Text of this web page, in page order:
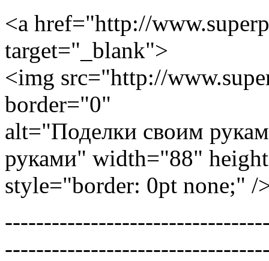
<a href="http://
target="_blank">
<img src="http://
border="0"
alt="Поделки своим
руками" width="88"
style="border: 0pt none;" /